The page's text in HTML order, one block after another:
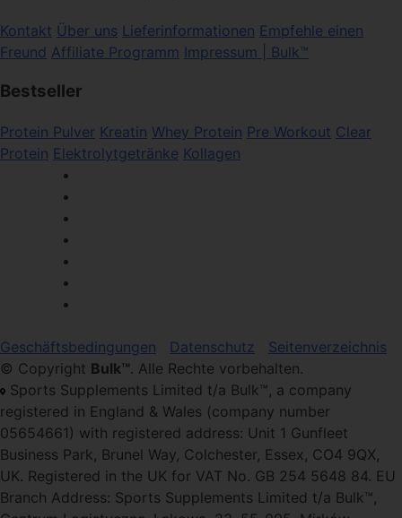
Kontakt Über uns Lieferinformationen Empfehle einen
Freund Affiliate Programm Impressum | Bulk™
Bestseller
Protein Pulver Kreatin Whey Protein Pre Workout Clear
Protein Elektrolytgetränke Kollagen
Geschäftsbedingungen Datenschutz
Seitenverzeichnis
© Copyright Bulk™. Alle Rechte vorbehalten.
Sports Supplements Limited t/a Bulk™, a company
registered in England & Wales (company number
05654661) with registered address: Unit 1 Gunfleet
Business Park, Brunel Way, Colchester, Essex, CO4 9QX,
UK. Registered in the UK for VAT No. GB 254 5648 84. EU
Branch Address: Sports Supplements Limited t/a Bulk™,